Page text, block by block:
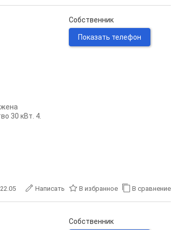
30 кВт. 4.
Собственник
Показать телефон
22.05 Написать В избранное В сравнение
Собственник